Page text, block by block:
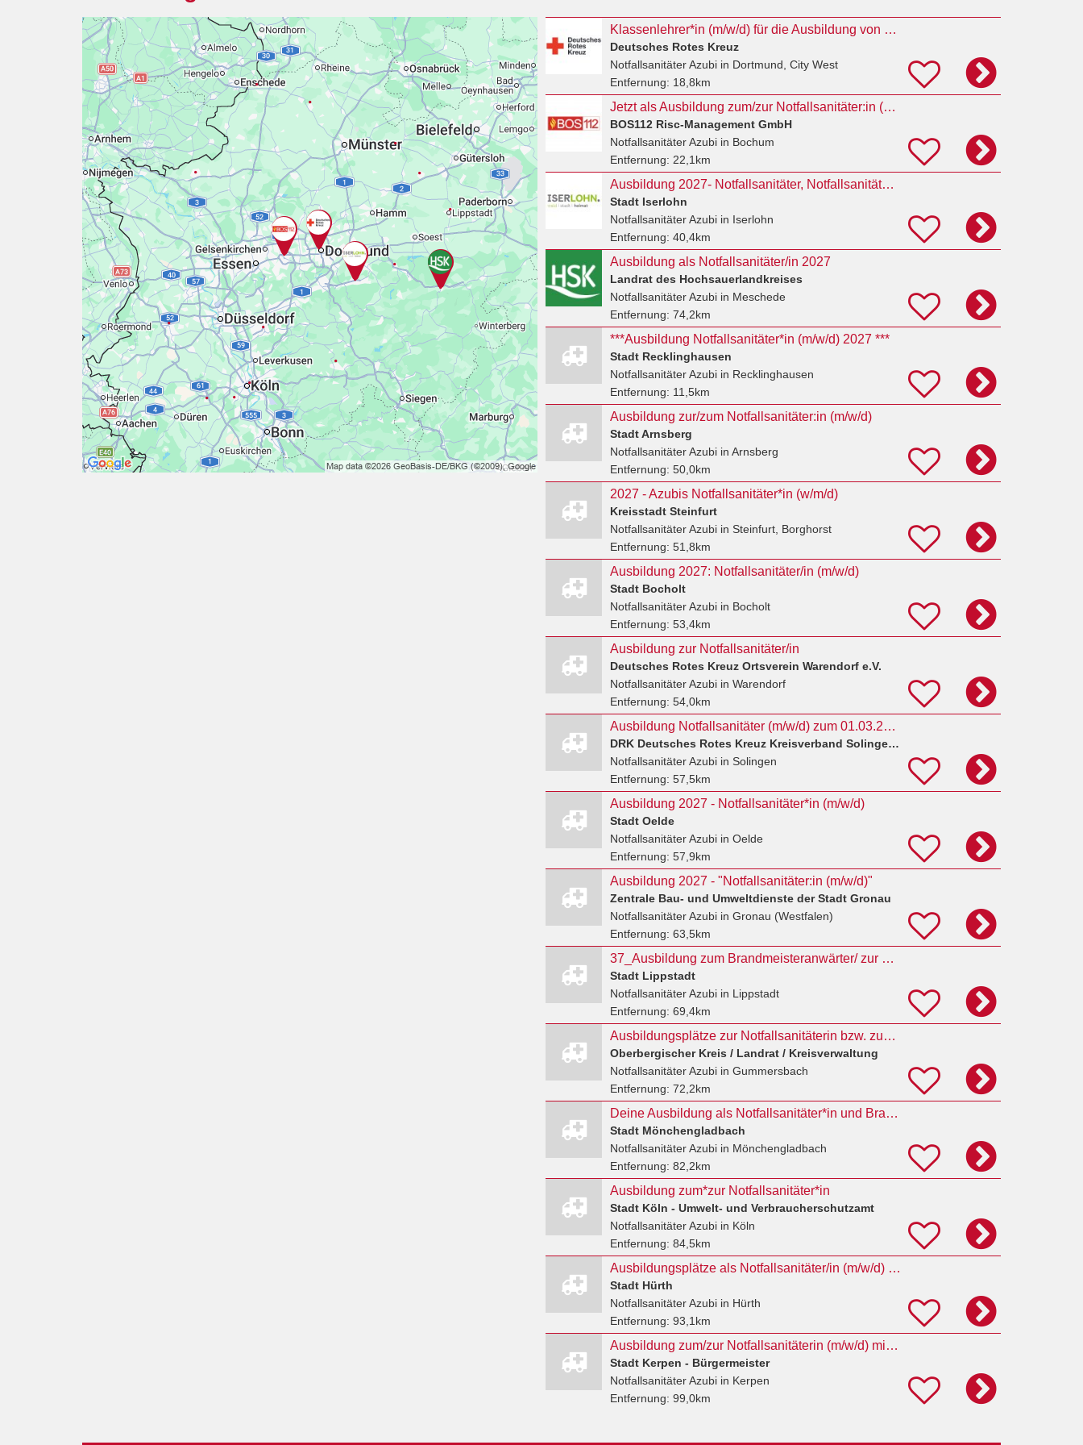
Klassenlehrer*in (m/w/d) für die Ausbildung von Notfallsanitäter*innen
Deutsches Rotes Kreuz
Notfallsanitäter Azubiin Dortmund, City West
Entfernung: 18,8km
Jetzt als Ausbildung zum/zur Notfallsanitäter:in (Vollzeit) in 44787 Bochum bewerben
BOS112 Risc-Management GmbH
Notfallsanitäter Azubiin Bochum
Entfernung: 22,1km
Ausbildung 2027- Notfallsanitäter, Notfallsanitäterin (m/w/d)
Stadt Iserlohn
Notfallsanitäter Azubiin Iserlohn
Entfernung: 40,4km
Ausbildung als Notfallsanitäter/in 2027
Landrat des Hochsauerlandkreises
Notfallsanitäter Azubiin Meschede
Entfernung: 74,2km
***Ausbildung Notfallsanitäter*in (m/w/d) 2027 ***
Stadt Recklinghausen
Notfallsanitäter Azubiin Recklinghausen
Entfernung: 11,5km
Ausbildung zur/zum Notfallsanitäter:in (m/w/d)
Stadt Arnsberg
Notfallsanitäter Azubiin Arnsberg
Entfernung: 50,0km
2027 - Azubis Notfallsanitäter*in (w/m/d)
Kreisstadt Steinfurt
Notfallsanitäter Azubiin Steinfurt, Borghorst
Entfernung: 51,8km
Ausbildung 2027: Notfallsanitäter/in (m/w/d)
Stadt Bocholt
Notfallsanitäter Azubiin Bocholt
Entfernung: 53,4km
Ausbildung zur Notfallsanitäter/in
Deutsches Rotes Kreuz Ortsverein Warendorf e.V.
Notfallsanitäter Azubiin Warendorf
Entfernung: 54,0km
Ausbildung Notfallsanitäter (m/w/d) zum 01.03.2027
DRK Deutsches Rotes Kreuz Kreisverband Solingen e. V.
Notfallsanitäter Azubiin Solingen
Entfernung: 57,5km
Ausbildung 2027 - Notfallsanitäter*in (m/w/d)
Stadt Oelde
Notfallsanitäter Azubiin Oelde
Entfernung: 57,9km
Ausbildung 2027 - "Notfallsanitäter:in (m/w/d)"
Zentrale Bau- und Umweltdienste der Stadt Gronau
Notfallsanitäter Azubiin Gronau (Westfalen)
Entfernung: 63,5km
37_Ausbildung zum Brandmeisteranwärter/ zur Brandmeisteranwärterin (m/w/d) 2027 für
Stadt Lippstadt
Notfallsanitäter Azubiin Lippstadt
Entfernung: 69,4km
Ausbildungsplätze zur Notfallsanitäterin bzw. zum Notfallsanitäter (m/w/d) zum 01.10.2027
Oberbergischer Kreis / Landrat / Kreisverwaltung
Notfallsanitäter Azubiin Gummersbach
Entfernung: 72,2km
Deine Ausbildung als Notfallsanitäter*in und Brandmeister*in (112 MEDIC)
Stadt Mönchengladbach
Notfallsanitäter Azubiin Mönchengladbach
Entfernung: 82,2km
Ausbildung zum*zur Notfallsanitäter*in
Stadt Köln - Umwelt- und Verbraucherschutzamt
Notfallsanitäter Azubiin Köln
Entfernung: 84,5km
Ausbildungsplätze als Notfallsanitäter/in (m/w/d) 2027
Stadt Hürth
Notfallsanitäter Azubiin Hürth
Entfernung: 93,1km
Ausbildung zum/zur Notfallsanitäterin (m/w/d) mit der Möglichkeit der anschließenden Ausbildung
Stadt Kerpen - Bürgermeister
Notfallsanitäter Azubiin Kerpen
Entfernung: 99,0km